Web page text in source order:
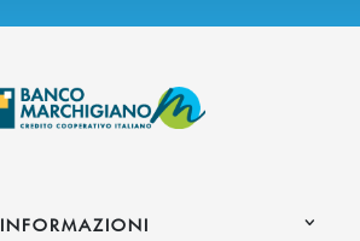
INFORMAZIONI